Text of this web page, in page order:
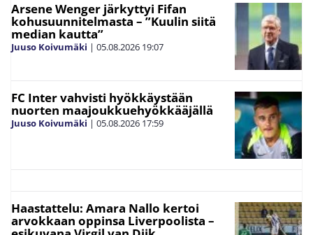
Arsene Wenger järkyttyi Fifan
kohusuunnitelmasta – ”Kuulin siitä
median kautta”
Juuso Koivumäki | 05.08.2026 19:07
FC Inter vahvisti hyökkäystään
nuorten maajoukkuehyökkääjällä
Juuso Koivumäki | 05.08.2026 17:59
Haastattelu: Amara Nallo kertoi
arvokkaan oppinsa Liverpoolista –